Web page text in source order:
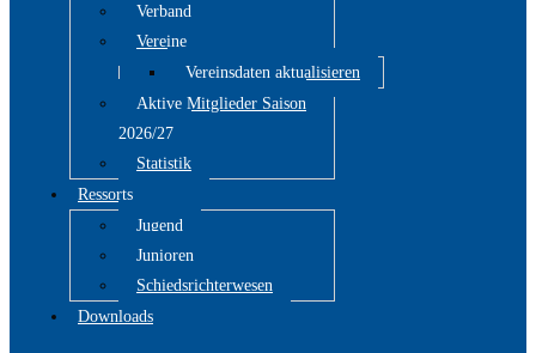
Verband
Vereine
Vereinsdaten aktualisieren
Aktive Mitglieder Saison
2026/27
Statistik
Ressorts
Jugend
Junioren
Schiedsrichterwesen
Downloads